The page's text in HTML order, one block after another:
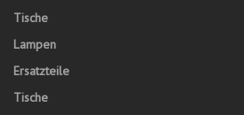
Tische
Lampen
Ersatzteile
Tische